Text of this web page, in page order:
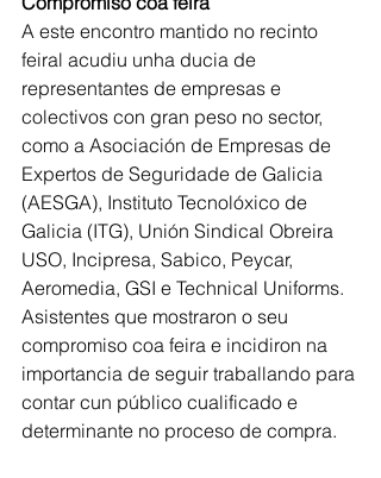
A este encontro mantido no recinto
feiral acudiu unha ducia de
representantes de empresas e
colectivos con gran peso no sector,
como a Asociación de Empresas de
Expertos de Seguridade de Galicia
(AESGA), Instituto Tecnolóxico de
Galicia (ITG), Unión Sindical Obreira
USO, Incipresa, Sabico, Peycar,
Aeromedia, GSI e Technical Uniforms.
Asistentes que mostraron o seu
compromiso coa feira e incidiron na
importancia de seguir traballando para
contar cun público cualificado e
determinante no proceso de compra.